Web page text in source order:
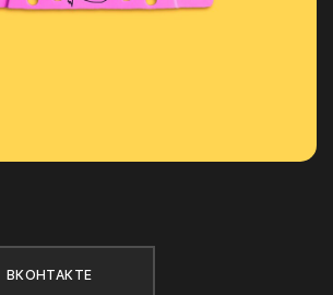
ВКОНТАКТЕ